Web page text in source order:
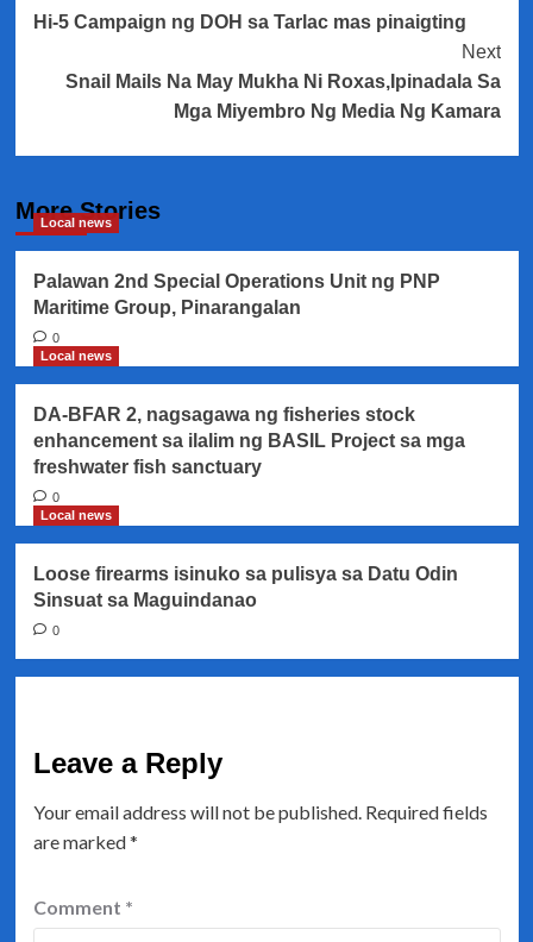
Navigation
Hi-5 Campaign ng DOH sa Tarlac mas pinaigting
Next
Snail Mails Na May Mukha Ni Roxas,Ipinadala Sa
Mga Miyembro Ng Media Ng Kamara
More Stories
Local news
Palawan 2nd Special Operations Unit ng PNP
Maritime Group, Pinarangalan
0
Local news
DA-BFAR 2, nagsagawa ng fisheries stock
enhancement sa ilalim ng BASIL Project sa mga
freshwater fish sanctuary
0
Local news
Loose firearms isinuko sa pulisya sa Datu Odin
Sinsuat sa Maguindanao
0
Leave a Reply
Your email address will not be published. Required fields
are marked*
Comment *